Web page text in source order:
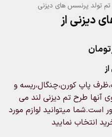
تم تولد پرنسس های دیزنی
دیزنی از
تومان
through
۱۷۰,۰۰۰تومان
پاپ کورن،چنگال،ریسه و
آنها طرح تم دیزنی لند می
است.شما میتوانید لوازم مورد
انتخاب نمایید